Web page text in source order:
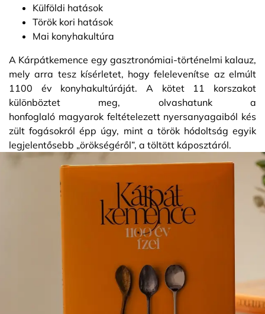
Külföldi hatások
Török kori hatások
Mai konyhakultúra
A Kárpátkemence egy gasztronómiai-történelmi kalauz,
mely arra tesz kísérletet, hogy felelevenítse az elmúlt
1100 év konyhakultúráját. A kötet 11 korszakot
különböztet meg, olvashatunk a
honfoglaló magyarok feltételezett nyersanyagaiból kés
zült fogásokról épp úgy, mint a török hódoltság egyik
legjelentősebb „örökségéről”, a töltött káposztáról.